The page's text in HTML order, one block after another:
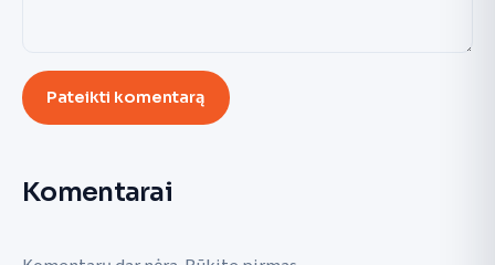
Pateikti komentarą
Komentarai